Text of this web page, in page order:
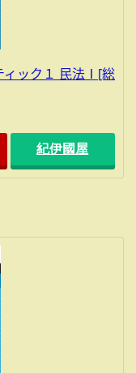
ィック１ 民法Ⅰ[総
紀伊國屋